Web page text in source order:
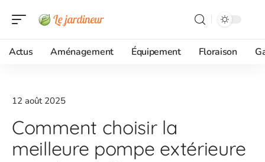
Actus Aménagement Équipement Floraison
12 août 2025
Comment choisir la
meilleure pompe extérieure